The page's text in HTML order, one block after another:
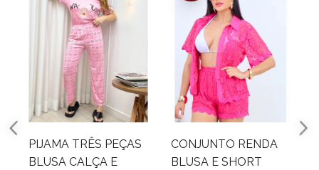
PIJAMA TRÊS PEÇAS
BLUSA CALÇA E
CONJUNTO RENDA
BLUSA E SHORT